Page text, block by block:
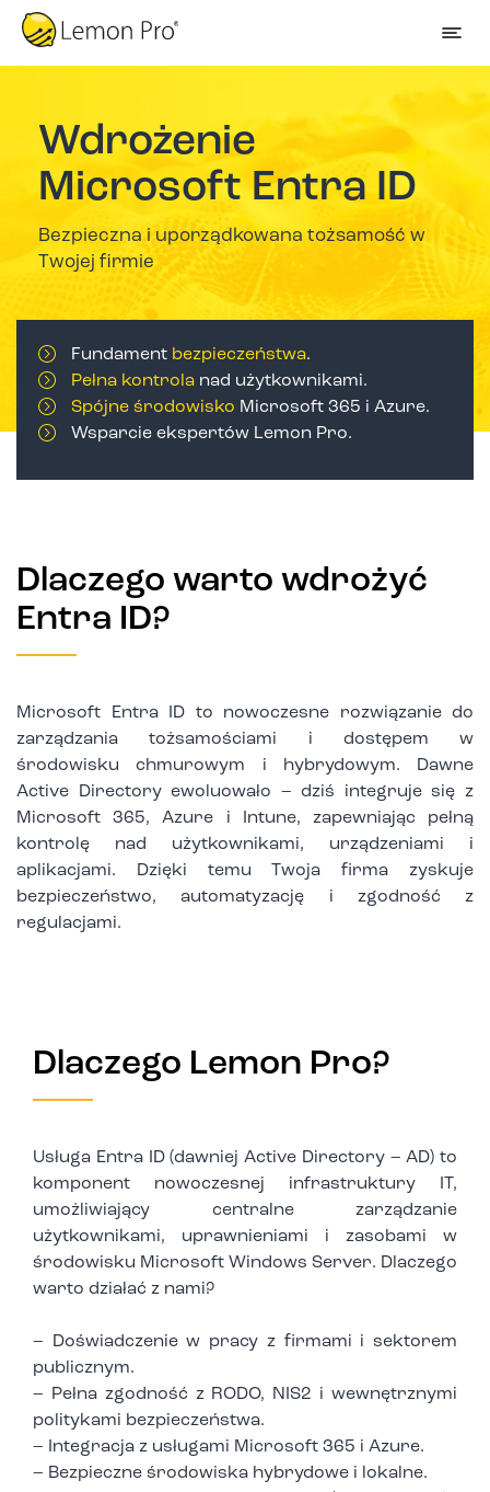
Wdrożenie
Microsoft Entra ID
Bezpieczna i uporządkowana tożsamość w
Twojej firmie
Fundament bezpieczeństwa.
Pełna kontrola nad użytkownikami.
Spójne środowisko Microsoft 365 i Azure.
Wsparcie ekspertów Lemon Pro.
Dlaczego warto wdrożyć
Entra ID?
Microsoft Entra ID to nowoczesne rozwiązanie do
zarządzania tożsamościami i dostępem w
środowisku chmurowym i hybrydowym. Dawne
Active Directory ewoluowało – dziś integruje się z
Microsoft 365, Azure i Intune, zapewniając pełną
kontrolę nad użytkownikami, urządzeniami i
aplikacjami. Dzięki temu Twoja firma zyskuje
bezpieczeństwo, automatyzację i zgodność z
regulacjami.
Dlaczego Lemon Pro?
Usługa Entra ID (dawniej Active Directory – AD) to
komponent nowoczesnej infrastruktury IT,
umożliwiający centralne zarządzanie
użytkownikami, uprawnieniami i zasobami w
środowisku Microsoft Windows Server. Dlaczego
warto działać z nami?
– Doświadczenie w pracy z firmami i sektorem
publicznym.
– Pełna zgodność z RODO, NIS2 i wewnętrznymi
politykami bezpieczeństwa.
– Integracja z usługami Microsoft 365 i Azure.
– Bezpieczne środowiska hybrydowe i lokalne.